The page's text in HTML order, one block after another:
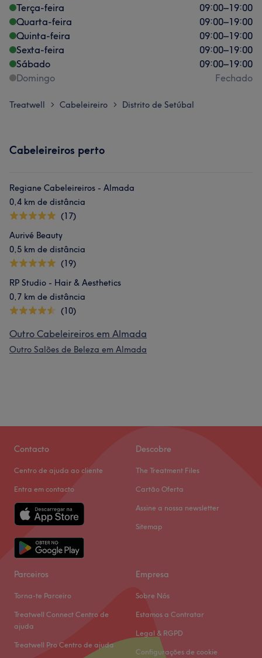
Terça-feira
09:00–19:00
Quarta-feira
09:00–19:00
Quinta-feira
09:00–19:00
Sexta-feira
09:00–19:00
Sábado
09:00–19:00
Domingo
Fechado
Treatwell > Cabeleireiro > Distrito de Setúbal
Cabeleireiros perto
Regiane Cabeleireiros - Almada
0,4 km de distância
(17)
Aurivé Beauty
0,5 km de distância
(19)
RP Studio - Hair & Aesthetics
0,7 km de distância
(10)
Outro Cabeleireiros em Almada
Outro Salões de Beleza em Almada
Contacto
Centro de ajuda ao cliente
Entra em contacto
Descobre
The Treatment Files
Cartão Oferta
Assine a nossa newsletter
Sitemap
Parceiros
Torna-te Parceiro
Treatwell Connect Centro de
ajuda
Treatwell Pro Centro de ajuda
Empresa
Sobre Nós
Estamos a Contratar
Legal & RGPD
Configurações de cookie